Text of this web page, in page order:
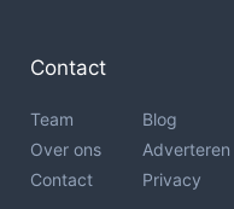
Contact
Team
Over ons
Contact
Blog
Adverteren
Privacy